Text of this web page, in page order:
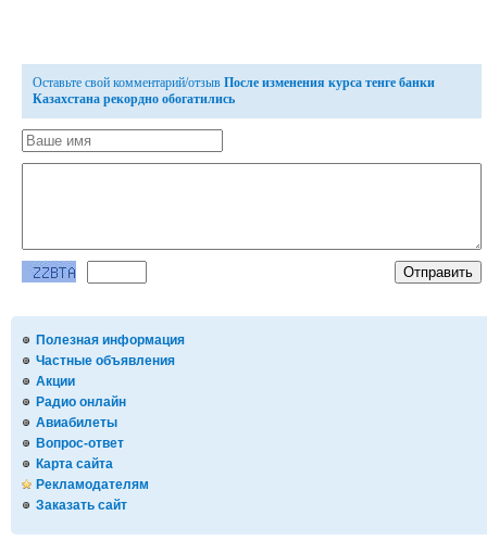
Полезная информация
Частные объявления
Акции
Радио онлайн
Авиабилеты
Вопрос-ответ
Карта сайта
Рекламодателям
Заказать сайт
Оставьте свой комментарий/отзыв После изменения курса тенге банки
Казахстана рекордно обогатились